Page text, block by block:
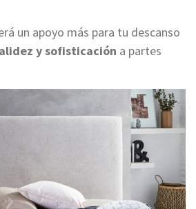
un apoyo más para tu descanso
y sofisticación a partes